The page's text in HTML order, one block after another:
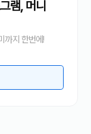
램, 머니
까지 한번에!